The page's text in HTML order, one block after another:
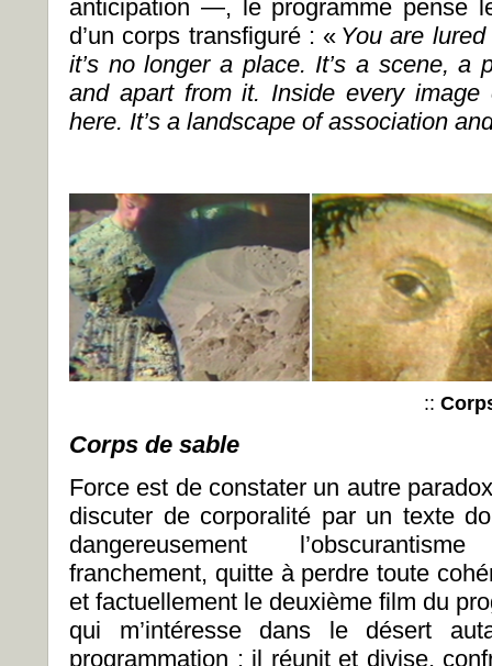
anticipation —, le programme pense
d’un corps transfiguré : « You are
it’s no longer a place. It’s a scene, a
and apart from it. Inside every
here. It’s a landscape of association
::
Corps de sable
Force est de constater un autre
discuter de corporalité par un texte
dangereusement
franchement, quitte à perdre toute
et factuellement le deuxième film du
qui m’intéresse dans le désert
programmation : il réunit et divise,